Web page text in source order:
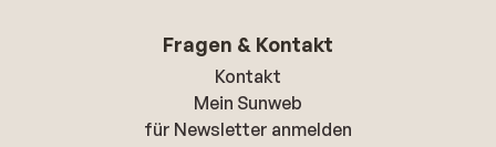
Fragen & Kontakt
Kontakt
Mein Sunweb
für Newsletter anmelden